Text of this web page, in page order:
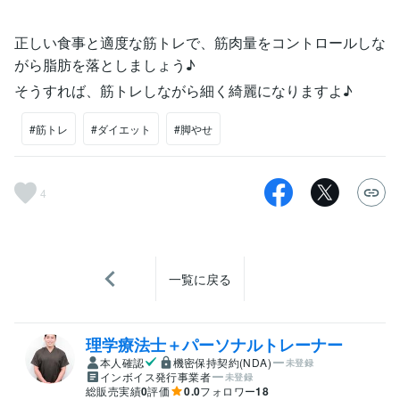
正しい食事と適度な筋トレで、筋肉量をコントロールしな
がら脂肪を落としましょう♪
そうすれば、筋トレしながら細く綺麗になりますよ♪
#筋トレ #ダイエット #脚やせ
4
一覧に戻る
理学療法士＋パーソナルトレーナー
本人確認 機密保持契約(NDA) 未登録
インボイス発行事業者 未登録
総販売実績0評価 0.0フォロワー18